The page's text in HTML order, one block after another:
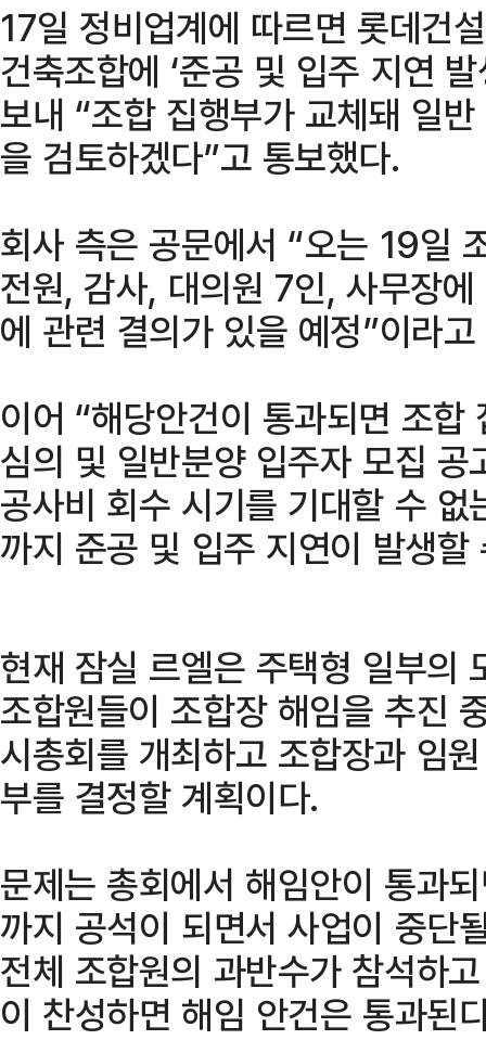
17일 정비업계에 따르면 롯데건
건축조합에 ‘준공 및 입주 지연
보내 “조합 집행부가 교체돼 일
을 검토하겠다”고 통보했다.
회사 측은 공문에서 “오는 19일
전원, 감사, 대의원 7인, 사무장
에 관련 결의가 있을 예정”이라
이어 “해당안건이 통과되면 조
심의 및 일반분양 입주자 모집
공사비 회수 시기를 기대할 수
까지 준공 및 입주 지연이 발생할
현재 잠실 르엘은 주택형 일부의
조합원들이 조합장 해임을 추진
시총회를 개최하고 조합장과 임
부를 결정할 계획이다.
문제는 총회에서 해임안이 통과
까지 공석이 되면서 사업이 중단
전체 조합원의 과반수가 참석하
이 찬성하면 해임 안건은 통과된